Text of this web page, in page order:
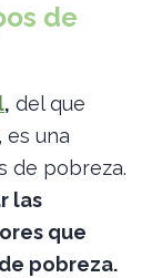
de
, del que
es una
de pobreza.
las
que
pobreza.